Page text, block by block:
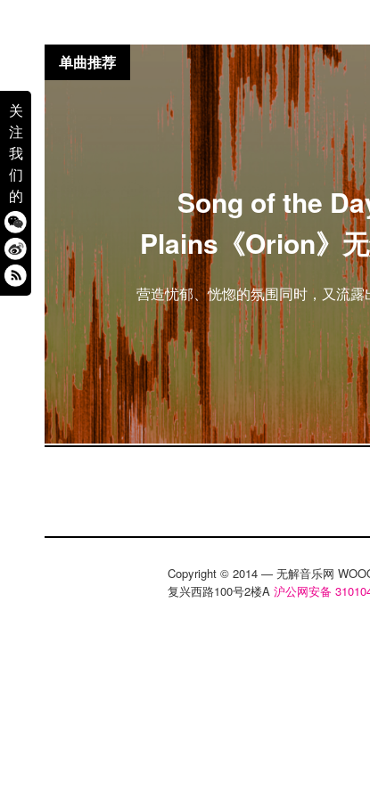
关
注
我
们
的
Song of the
Plains《Orion》
营造忧郁、恍惚的氛围同时，又流
单曲推荐
Copyright © 2014 — 无解音乐网
复兴西路100号2楼A 沪公网安备